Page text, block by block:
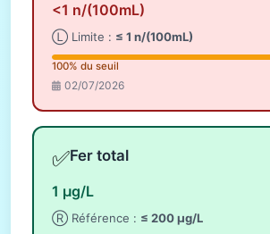
<1 n/(100mL)
Ⓛ Limite : ≤ 1 n/(100mL)
100% du seuil
02/07/2026
✅Fer total
1 µg/L
Ⓡ Référence : ≤ 200 µg/L